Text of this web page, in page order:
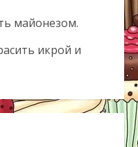
майонезом.
икрой и